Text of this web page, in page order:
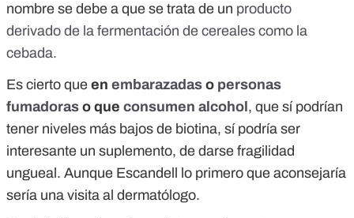
nombre se debe a que se trata de un producto
derivado de la fermentación de cereales como la
cebada.
Es cierto que en embarazadas o personas
fumadoras o que consumen alcohol , que sí podrían
tener niveles más bajos de biotina, sí podría ser
interesante un suplemento, de darse fragilidad
ungueal. Aunque Escandell lo primero que aconsejaría
sería una visita al dermatólogo.